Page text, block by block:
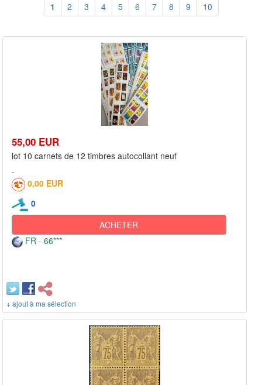
1 2 3 4 5 6 7 8 9 10
55,00 EUR
lot 10 carnets de 12 timbres autocollant neuf
0,00 EUR
0
ACHETER
FR - 66***
+ ajout à ma sélection